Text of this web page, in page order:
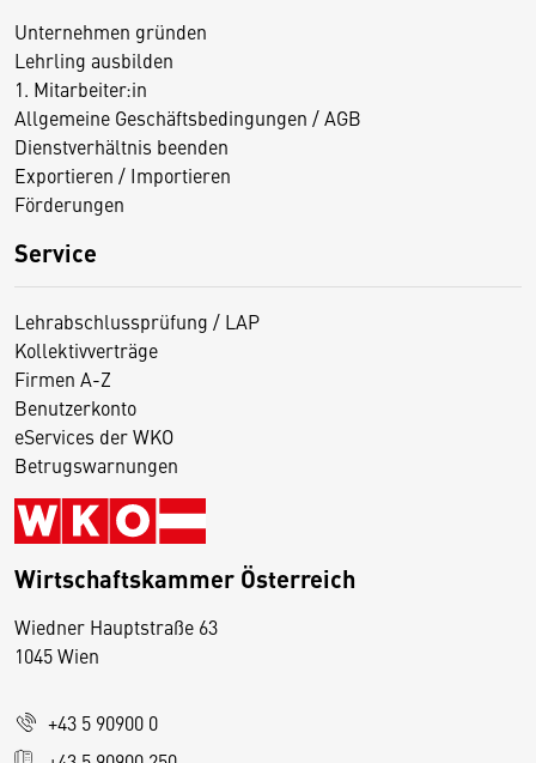
Unternehmen gründen
Lehrling ausbilden
1. Mitarbeiter:in
Allgemeine Geschäftsbedingungen / AGB
Dienstverhältnis beenden
Exportieren / Importieren
Förderungen
Service
Lehrabschlussprüfung / LAP
Kollektivverträge
Firmen A-Z
Benutzerkonto
eServices der WKO
Betrugswarnungen
Wirtschaftskammer Österreich
Wiedner Hauptstraße 63
1045 Wien
+43 5 90900 0
D
s